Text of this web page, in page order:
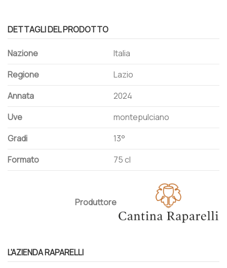
DETTAGLI DEL PRODOTTO
Nazione
Italia
Regione
Lazio
Annata
2024
Uve
montepulciano
Gradi
13°
Formato
75 cl
Produttore
L'AZIENDA RAPARELLI